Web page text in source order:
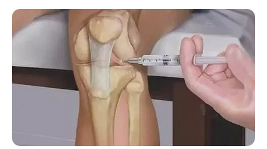
สีมงคล
แจกตาราง สีมงคลตามราศี 2569 ประจำ
เดือนสิงหาคม โดย อ.รักษ์ เลขเด็ด